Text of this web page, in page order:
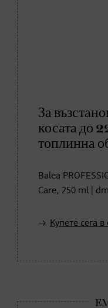
За
косата до
топлинна
Balea
Care, 250 ml |
Купете сега